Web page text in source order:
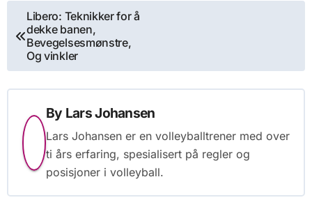
Post
navigation
Libero: Teknikker for å
dekke banen,
Bevegelsesmønstre,
Og vinkler
By Lars Johansen
Lars Johansen er en volleyballtrener med over
ti års erfaring, spesialisert på regler og
posisjoner i volleyball.